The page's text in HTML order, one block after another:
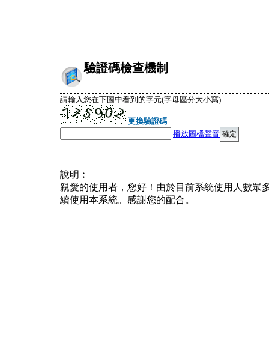
驗證碼檢查機制
請輸入您在下圖中看到的字元(字母區分大小寫)
更換驗證碼
播放圖檔聲音
說明︰
親愛的使用者，您好！由於目前系統使用人數眾
續使用本系統。感謝您的配合。